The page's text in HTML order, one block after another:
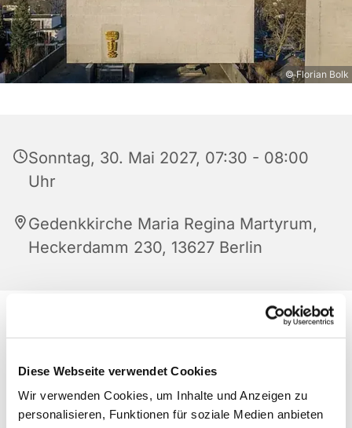
Diese Webseite verwendet Cookies
Wir verwenden Cookies, um Inhalte und Anzeigen zu
personalisieren, Funktionen für soziale Medien anbieten
© Florian Bolk
Sonntag, 30. Mai 2027, 07:30 - 08:00
Uhr
Gedenkkirche Maria Regina Martyrum,
Heckerdamm 230, 13627 Berlin